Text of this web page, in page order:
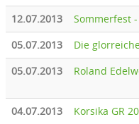
12.07.2013 Sommerfest
05.07.2013
Die
05.07.2013
Roland
04.07.2013 Korsika GR 20